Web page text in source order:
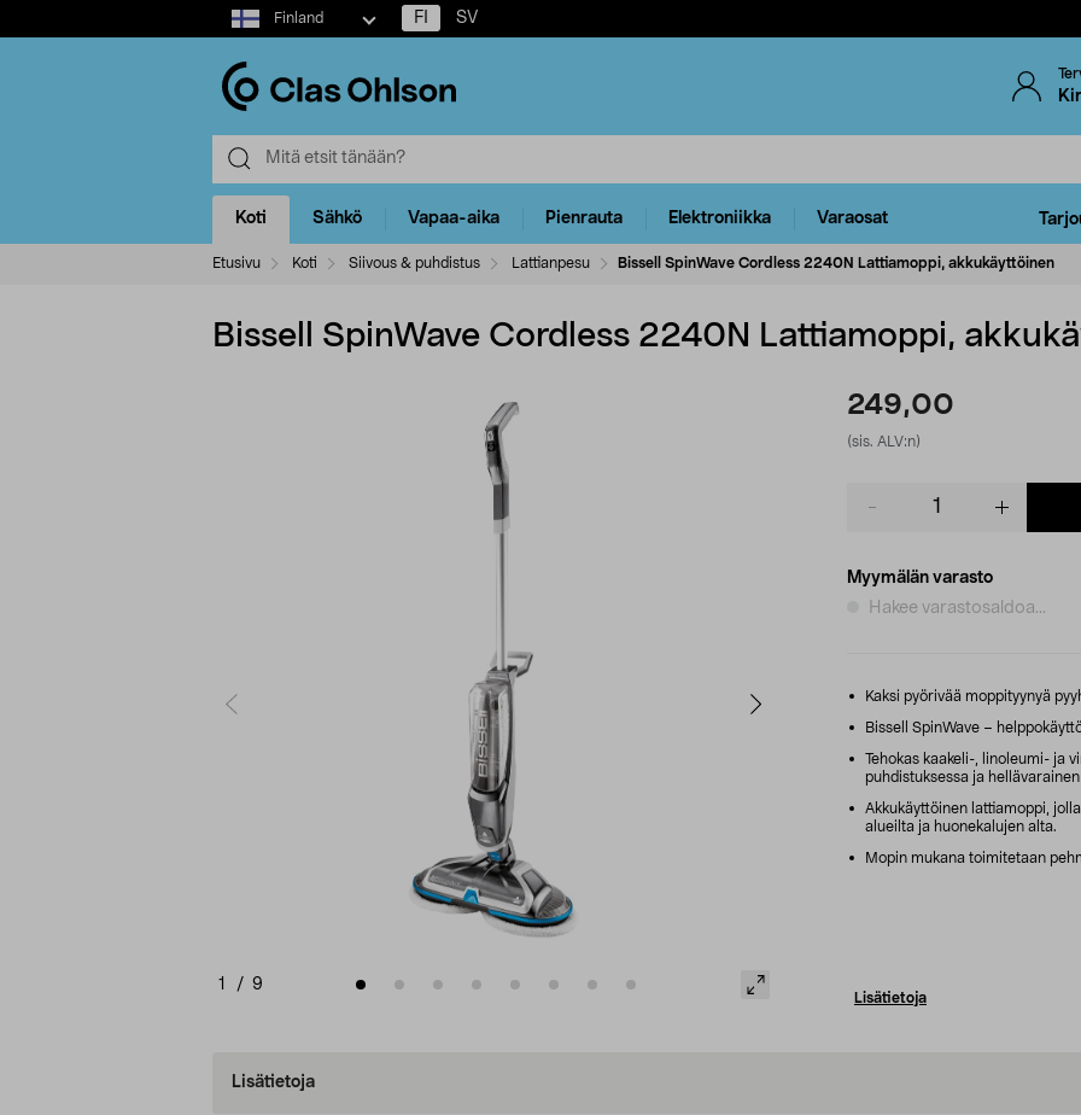
Select
market
Finland FI SV
Koti Sähkö Vapaa-aika Pienrauta Elektroniikka Varaosat
Etusivu Koti Siivous & puhdistus Lattianpesu Bissell SpinWave Cordless 2240N Lattiamoppi, akkukäyttöinen
Bissell SpinWave Cordless 2240N Lattiamoppi,
1 / 9
249,00
(sis. ALV:n)
Myymälän varasto
Hakee varastosaldoa...
Kaksi pyörivää moppityynyä
Bissell SpinWave –
Tehokas kaakeli-, linoleumi- ja
puhdistuksessa ja
Akkukäyttöinen lattiamoppi,
alueilta ja huonekalujen alta.
Mopin mukana toimitetaan
Lisätietoja
Lisätietoja